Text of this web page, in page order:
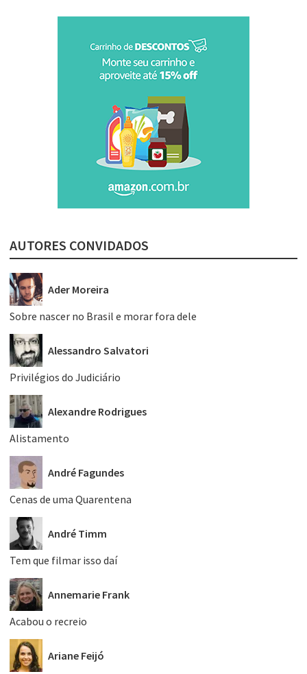
AUTORES CONVIDADOS
Ader Moreira
Sobre nascer no Brasil e morar fora dele
Alessandro Salvatori
Privilégios do Judiciário
Alexandre Rodrigues
Alistamento
André Fagundes
Cenas de uma Quarentena
André Timm
Tem que filmar isso daí
Annemarie Frank
Acabou o recreio
Ariane Feijó